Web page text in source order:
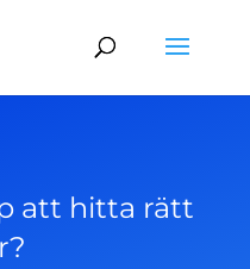
att hitta rätt